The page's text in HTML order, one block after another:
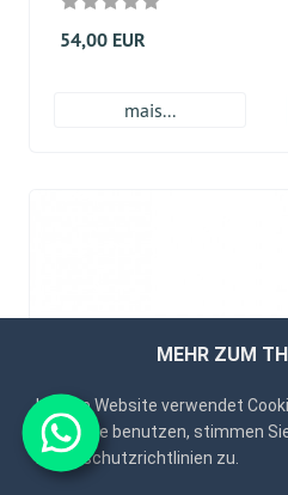
54,00 EUR
mais...
MEHR ZUM
Unsere Website verwendet
Webseite benutzen, stimmen
Datenschutzrichtlinien zu.